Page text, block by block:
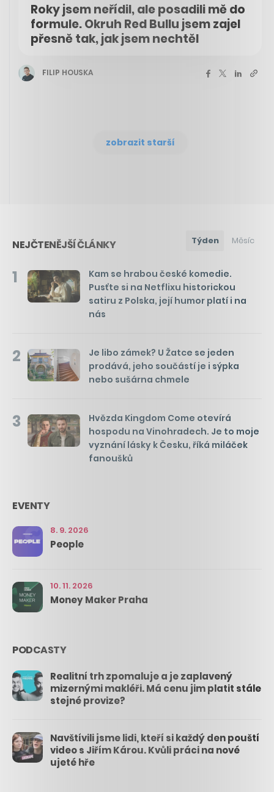
Roky jsem neřídil, ale posadili mě do
formule. Okruh Red Bullu jsem zajel
přesně tak, jak jsem nechtěl
FILIP HOUSKA
zobrazit starší
NEJČTENĚJŠÍ ČLÁNKY Týden Měsíc
1
Kam se hrabou české komedie.
Pusťte si na Netflixu historickou
satiru z Polska, její humor platí i na
nás
2
Je libo zámek? U Žatce se jeden
prodává, jeho součástí je i sýpka
nebo sušárna chmele
3
Hvězda Kingdom Come otevírá
hospodu na Vinohradech. Je to moje
vyznání lásky k Česku, říká miláček
fanoušků
EVENTY
8. 9. 2026
People
10. 11. 2026
Money Maker Praha
PODCASTY
Realitní trh zpomaluje a je zaplavený
mizernými makléři. Má cenu jim platit stále
stejné provize?
Navštívili jsme lidi, kteří si každý den pouští
video s Jiřím Károu. Kvůli práci na nové
ujeté hře